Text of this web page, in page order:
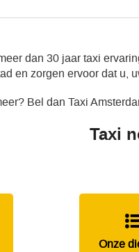
dan 30 jaar taxi
en zorgen ervoor dat u,
Bel dan Taxi
Taxi
Onze